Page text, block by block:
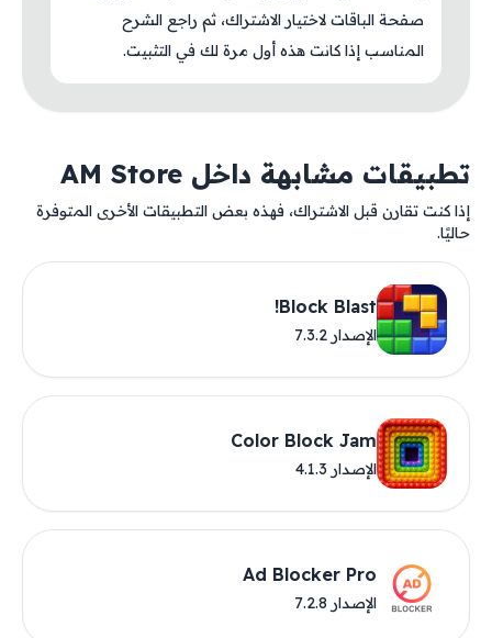
صفحة الباقات لاختيار الاشتراك، ثم راجع الشرح
المناسب إذا كانت هذه أول مرة لك في التثبيت.
تطبيقات مشابهة داخل AM Store
إذا كنت تقارن قبل الاشتراك، فهذه بعض التطبيقات الأخرى المتوفرة
حاليًا.
Block Blast!
الإصدار 7.3.2
Color Block Jam
الإصدار 4.1.3
Ad Blocker Pro
الإصدار 7.2.8